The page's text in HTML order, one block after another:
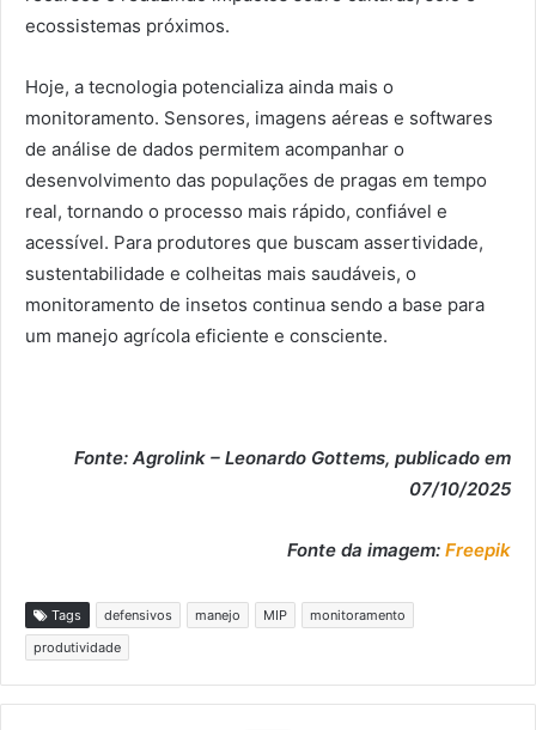
ecossistemas próximos.
Hoje, a tecnologia potencializa ainda mais o
monitoramento. Sensores, imagens aéreas e softwares
de análise de dados permitem acompanhar o
desenvolvimento das populações de pragas em tempo
real, tornando o processo mais rápido, confiável e
acessível. Para produtores que buscam assertividade,
sustentabilidade e colheitas mais saudáveis, o
monitoramento de insetos continua sendo a base para
um manejo agrícola eficiente e consciente.
Fonte: Agrolink – Leonardo Gottems, publicado em
07/10/2025
Fonte da imagem: Freepik
Tags defensivos manejo MIP
monitoramento
produtividade